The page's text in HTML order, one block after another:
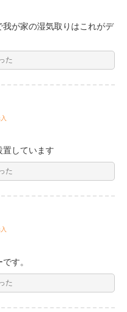
が家の湿気取りはこれがデ
た
置しています
た
す。
た